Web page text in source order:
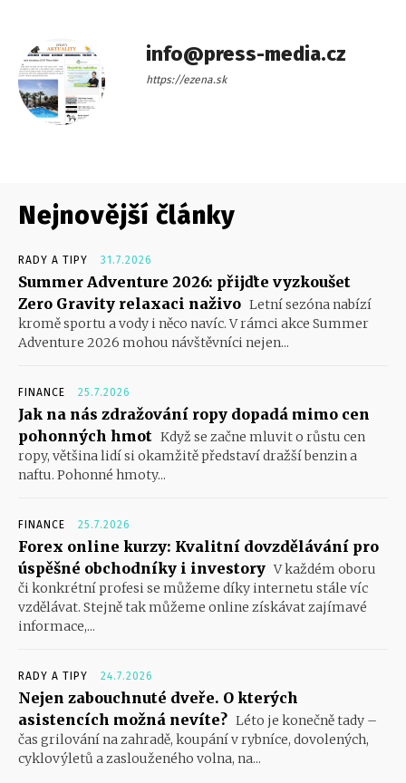
info@press-media.cz
https://ezena.sk
Nejnovější články
RADY A TIPY 31.7.2026
Summer Adventure 2026: přijďte vyzkoušet
Zero Gravity relaxaci naživo Letní sezóna nabízí
kromě sportu a vody i něco navíc. V rámci akce Summer
Adventure 2026 mohou návštěvníci nejen...
FINANCE 25.7.2026
Jak na nás zdražování ropy dopadá mimo cen
pohonných hmot Když se začne mluvit o růstu cen
ropy, většina lidí si okamžitě představí dražší benzin a
naftu. Pohonné hmoty...
FINANCE 25.7.2026
Forex online kurzy: Kvalitní dovzdělávání pro
úspěšné obchodníky i investory V každém oboru
či konkrétní profesi se můžeme díky internetu stále víc
vzdělávat. Stejně tak můžeme online získávat zajímavé
informace,...
RADY A TIPY 24.7.2026
Nejen zabouchnuté dveře. O kterých
asistencích možná nevíte? Léto je konečně tady –
čas grilování na zahradě, koupání v rybníce, dovolených,
cyklovýletů a zaslouženého volna, na...